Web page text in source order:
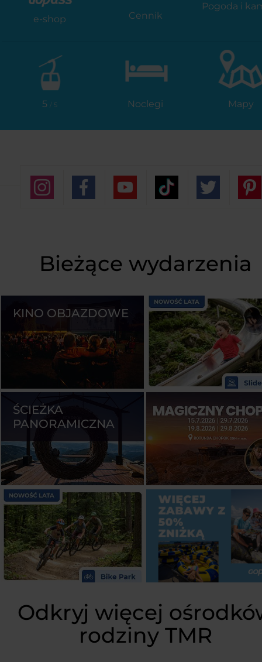
e-shop Cennik
Pogoda i
5 / 5 Noclegi Mapy
Bieżące wydarzenia
KINO OBJAZDOWE
ŚCIEŻKA
PANORAMICZNA
Odkryj więcej
rodziny TMR